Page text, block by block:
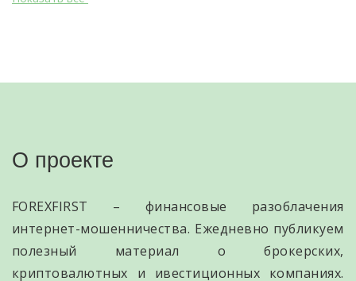
О проекте
FOREXFIRST – финансовые разоблачения
интернет-мошенничества. Ежедневно публикуем
полезный материал о брокерских,
криптовалютных и ивестиционных компаниях.